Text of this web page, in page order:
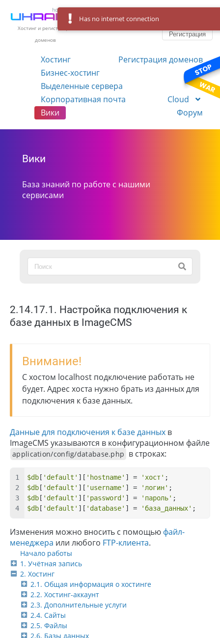
Хостинг и регистрация
доменов
Регистрация
Хостинг
Регистрация доменов
Бизнес-хостинг
VPS
Выделенные сервера
Корпоративная почта
Cloud
Вики
Форум
Вики
База знаний по работе с нашими
сервисами
Начало работы
1. Учётная запись
2. Хостинг
2.1. Общая информация о хостинге
2.2. Хостинг-аккаунт
2.3. Дополнительные услуги
2.4. Сайты
2.5. Файлы
2.6. Базы данных
2.14.17.1. Настройка подключения к
базе данных в ImageCMS
Внимание!
С хостом localhost подключение работать не
будет. Адрес хоста нужно брать из данных для
подключения к базе данных.
Данные для подключения к базе данных в
ImageCMS указываются в конфигурационном файле
application/config/database.php в строках:
$db [ 'default' ][ 'hostname' ] = 'хост' ;
$db [ 'default' ][ 'username' ] = 'логин' ;
$db [ 'default' ][ 'password' ] = 'пароль' ;
$db [ 'default' ][ 'database' ] = 'база_данных' ;
Изменения можно вносить с помощью файл-
менеджера или любого FTP-клиента.
Has no internet connection